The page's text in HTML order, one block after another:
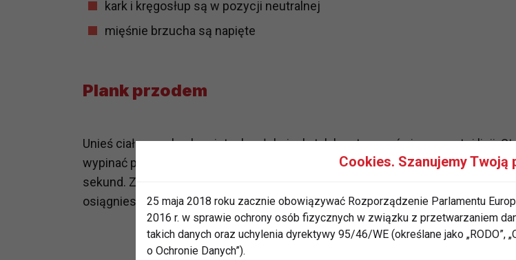
kark i kręgosłup są w pozycji neutralnej
mięśnie brzucha są napięte
Plank przodem
Unieś ciało na rękach zgiętych w łokciach, tak by utrzymać się w prostej linii.
wypinać pośladków i utrzymać ciało w idealnie prostej pozycji. Utrzymaj
sekund. Z każdym tygodniem możesz wydłużać trwanie ćwiczenia o kolejne 5
osiągniesz dwie minuty.
Cookies. Szanujemy Twoją
25 maja 2018 roku zacznie obowiązywać Rozporządzenie Parlamentu
2016 r. w sprawie ochrony osób fizycznych w związku z przetwarzaniem
takich danych oraz uchylenia dyrektywy 95/46/WE (określane jako „RODO”,
o Ochronie Danych”).